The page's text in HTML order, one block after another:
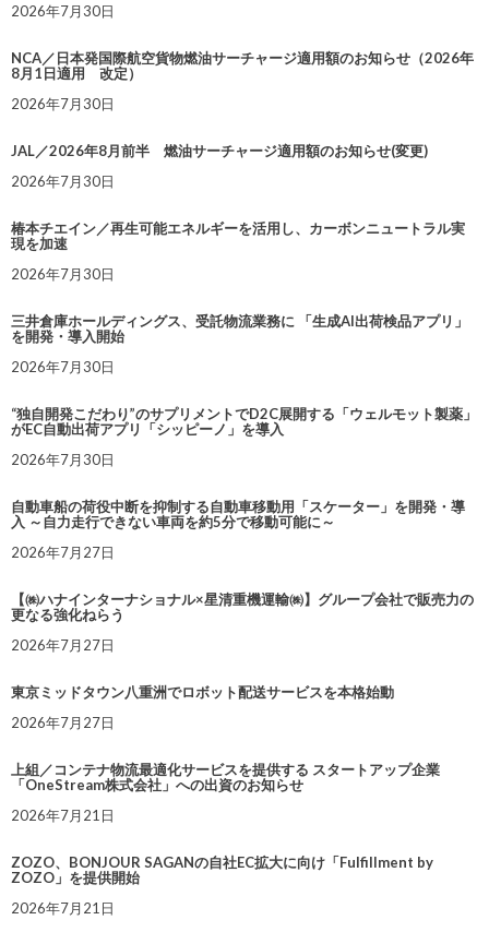
2026年7月30日
NCA／日本発国際航空貨物燃油サーチャージ適用額のお知らせ（2026年
8月1日適用 改定）
2026年7月30日
JAL／2026年8月前半 燃油サーチャージ適用額のお知らせ(変更)
2026年7月30日
椿本チエイン／再生可能エネルギーを活用し、カーボンニュートラル実
現を加速
2026年7月30日
三井倉庫ホールディングス、受託物流業務に 「生成AI出荷検品アプリ」
を開発・導入開始
2026年7月30日
“独自開発こだわり”のサプリメントでD2C展開する「ウェルモット製薬」
がEC自動出荷アプリ「シッピーノ」を導入
2026年7月30日
自動車船の荷役中断を抑制する自動車移動用「スケーター」を開発・導
入 ～自力走行できない車両を約5分で移動可能に～
2026年7月27日
【㈱ハナインターナショナル×星清重機運輸㈱】グループ会社で販売力の
更なる強化ねらう
2026年7月27日
東京ミッドタウン八重洲でロボット配送サービスを本格始動
2026年7月27日
上組／コンテナ物流最適化サービスを提供する スタートアップ企業
「OneStream株式会社」への出資のお知らせ
2026年7月21日
ZOZO、BONJOUR SAGANの自社EC拡大に向け「Fulfillment by
ZOZO」を提供開始
2026年7月21日